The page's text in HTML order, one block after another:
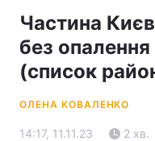
Частина
без опалення
(список
ОЛЕНА КОВАЛЕНКО
14:17, 11.11.23 2 хв.